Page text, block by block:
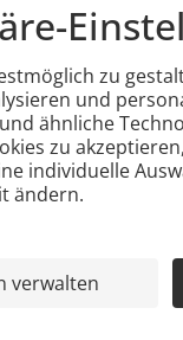
Degustation